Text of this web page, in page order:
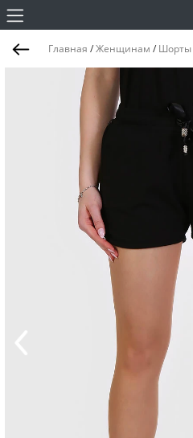
Главная /Женщинам / Шорты